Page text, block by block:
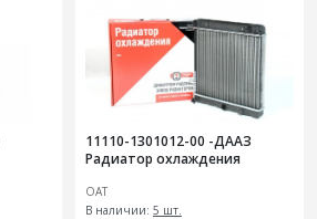
11110-1301012-00 -ДААЗ
Радиатор охлаждения
ОАТ
В наличии: 5 шт.